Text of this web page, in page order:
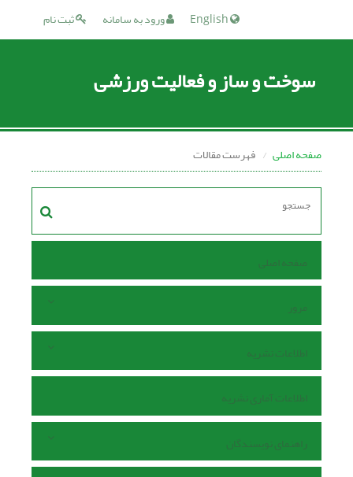
ثبت نام ورود به سامانه
سوخت و ساز و فعالیت ورزشی
صفحه اصلی فهرست مقالات
صفحه اصلی
مرور
اطلاعات نشریه
اطلاعات آماری نشریه
راهنمای نویسندگان